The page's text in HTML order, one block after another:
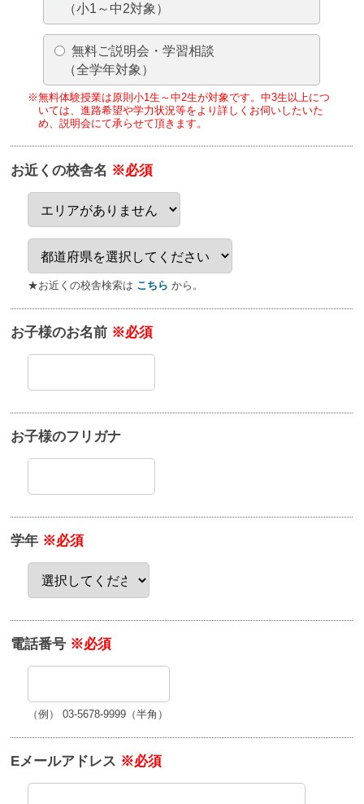
（小1～中2対象）
無料ご説明会・学習相談
（全学年対象）
※無料体験授業は原則小1生～中2生が対象です。中3生以上につ
いては、進路希望や学力状況等をより詳しくお伺いしたいた
め、説明会にて承らせて頂きます。
お近くの校舎名 ※必須
★お近くの校舎検索は こちら から。
お子様のお名前 ※必須
お子様のフリガナ
学年 ※必須
電話番号 ※必須
（例） 03-5678-9999（半角）
Eメールアドレス ※必須